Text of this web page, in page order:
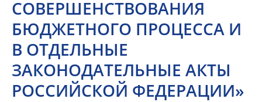
СОВЕРШЕНСТВОВАНИЯ
БЮДЖЕТНОГО ПРОЦЕССА И
В ОТДЕЛЬНЫЕ
ЗАКОНОДАТЕЛЬНЫЕ АКТЫ
РОССИЙСКОЙ ФЕДЕРАЦИИ»